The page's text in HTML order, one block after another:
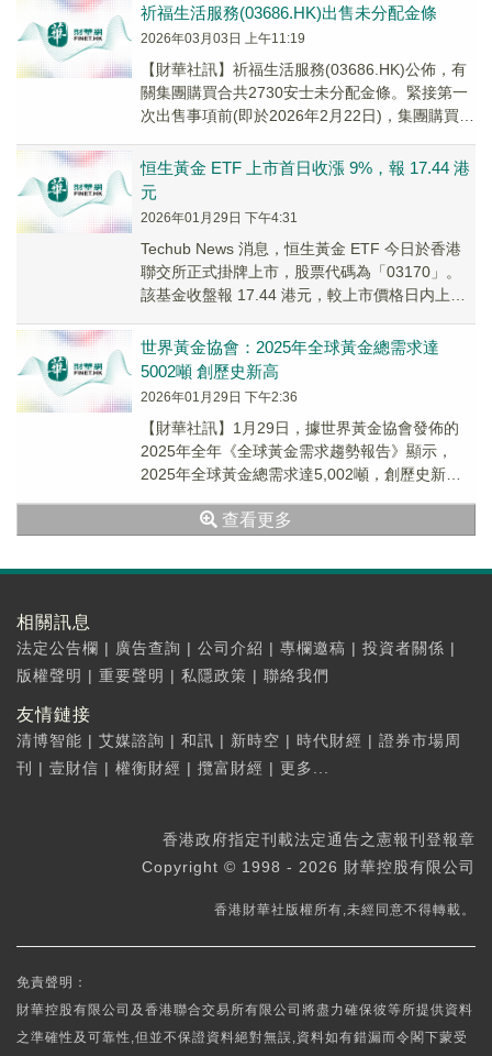
祈福生活服務(03686.HK)出售未分配金條
2026年03月03日 上午11:19
【財華社訊】祈福生活服務(03686.HK)公佈，有
關集團購買合共2730安士未分配金條。緊接第一
次出售事項前(即於2026年2月22日)，集團購買的
恒生黃金 ETF 上市首日收漲 9%，報 17.44 港
元
2026年01月29日 下午4:31
Techub News 消息，恒生黃金 ETF 今日於香港
聯交所正式掛牌上市，股票代碼為「03170」。
該基金收盤報 17.44 港元，較上市價格日内上漲
世界黃金協會：2025年全球黃金總需求達
5002噸 創歷史新高
2026年01月29日 下午2:36
【財華社訊】1月29日，據世界黃金協會發佈的
2025年全年《全球黃金需求趨勢報告》顯示，
2025年全球黃金總需求達5,002噸，創歷史新
查看更多
相關訊息
法定公告欄 | 廣告查詢 | 公司介紹 | 專欄邀稿 | 投資者關係 |
版權聲明 | 重要聲明 | 私隱政策 | 聯絡我們
友情鏈接
清博智能 | 艾媒諮詢 | 和訊 | 新時空 | 時代財經 | 證券市場周
刊
| 壹財信 | 權衡財經 | 攬富財經 | 更多...
香港政府指定刊載法定通告之憲報刊登報章
Copyright © 1998 - 2026 財華控股有限公司
香港財華社版權所有,未經同意不得轉載。
免責聲明：
財華控股有限公司及香港聯合交易所有限公司將盡力確保彼等所提供資料
之準確性及可靠性,但並不保證資料絕對無誤,資料如有錯漏而令閣下蒙受